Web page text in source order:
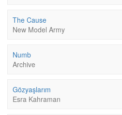
The Cause
New Model Army
Numb
Archive
Gözyaşlarım
Esra Kahraman